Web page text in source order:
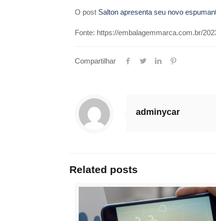
O post Salton apresenta seu novo
Fonte: https://embalagemmarca.com.br/
Compartilhar
adminycar
Related posts